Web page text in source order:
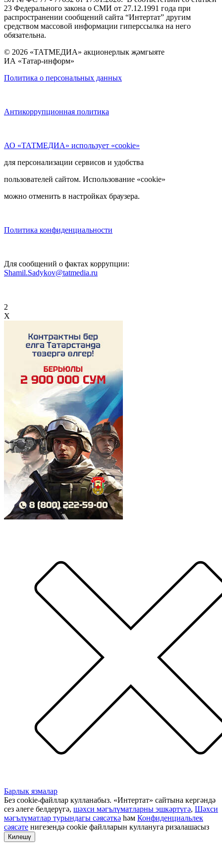
23 Федерального закона о СМИ от 27.12.1991 года при
распространении сообщений сайта “Интертат” другим
средством массовой информации гиперссылка на него
обязательна.
© 2026 «ТАТМЕДИА» акционерлык җәмгыяте
ИА «Татар-информ»
Политика о персональных данных
Антикоррупционная политика
АО «ТАТМЕДИА» использует «cookie»
для персонализации сервисов и удобства
пользователей сайтом. Использование «cookie»
можно отменить в настройках браузера.
Политика конфиденциальности
Для сообщений о фактах коррупции:
Shamil.Sadykov@tatmedia.ru
2
X
Барлык язмалар
Без cookie-файллар кулланабыз. «Интертат» сайтына кергәндә
сез әлеге белдерүгә, шәхси мәгълүматларны эшкәртүгә, Шәхси
мәгълүматлар турындагы сәясәткә һәм Конфиденциальлек
сәясәте нигезендә cookie файлларын куллануга ризалашасыз
Килешү